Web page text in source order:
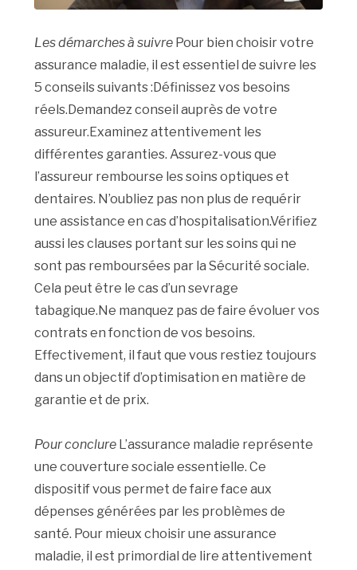
Les démarches à suivre Pour bien choisir votre
assurance maladie, il est essentiel de suivre les
5 conseils suivants :Définissez vos besoins
réels.Demandez conseil auprès de votre
assureur.Examinez attentivement les
différentes garanties. Assurez-vous que
l’assureur rembourse les soins optiques et
dentaires. N’oubliez pas non plus de requérir
une assistance en cas d’hospitalisation.Vérifiez
aussi les clauses portant sur les soins qui ne
sont pas remboursées par la Sécurité sociale.
Cela peut être le cas d’un sevrage
tabagique.Ne manquez pas de faire évoluer vos
contrats en fonction de vos besoins.
Effectivement, il faut que vous restiez toujours
dans un objectif d’optimisation en matière de
garantie et de prix.
Pour conclure L’assurance maladie représente
une couverture sociale essentielle. Ce
dispositif vous permet de faire face aux
dépenses générées par les problèmes de
santé. Pour mieux choisir une assurance
maladie, il est primordial de lire attentivement